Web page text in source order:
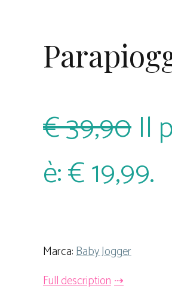
€39,90 Il
è: € 19,99.
Marca:Baby Jogger
Full description